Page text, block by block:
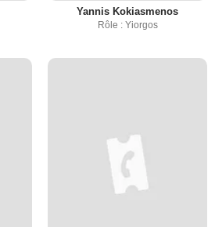
Yannis Kokiasmenos
Rôle : Yiorgos